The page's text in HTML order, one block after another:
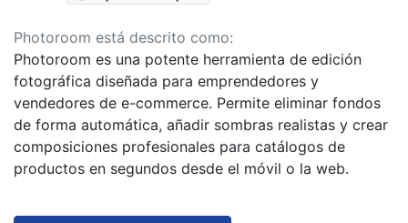
Photoroom está descrito como:
Photoroom es una potente herramienta de edición
fotográfica diseñada para emprendedores y
vendedores de e-commerce. Permite eliminar fondos
de forma automática, añadir sombras realistas y crear
composiciones profesionales para catálogos de
productos en segundos desde el móvil o la web.